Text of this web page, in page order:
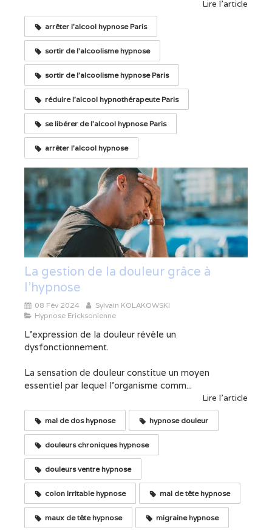
Lire l'article
arrêter l'alcool hypnose Paris
sortir de l'alcoolisme hypnose
sortir de l'alcoolisme hypnose Paris
réduire l'alcool hypnothérapeute Paris
se libérer de l'alcool hypnose Paris
arrêter l'alcool hypnose
La gestion de la douleur grâce à
l'hypnose
08 Fév 2024
Sylvain KOLAKOWSKI
Hypnose Ericksonienne
L'expression de la douleur révèle un
dysfonctionnement.
La sensation de douleur constitue un moyen
essentiel par lequel l'organisme comm...
Lire l'article
mal de dos hypnose hypnose douleur
douleurs chroniques hypnose
douleurs ventre hypnose
colon irritable hypnose mal de tête hypnose
maux de tête hypnose migraine hypnose